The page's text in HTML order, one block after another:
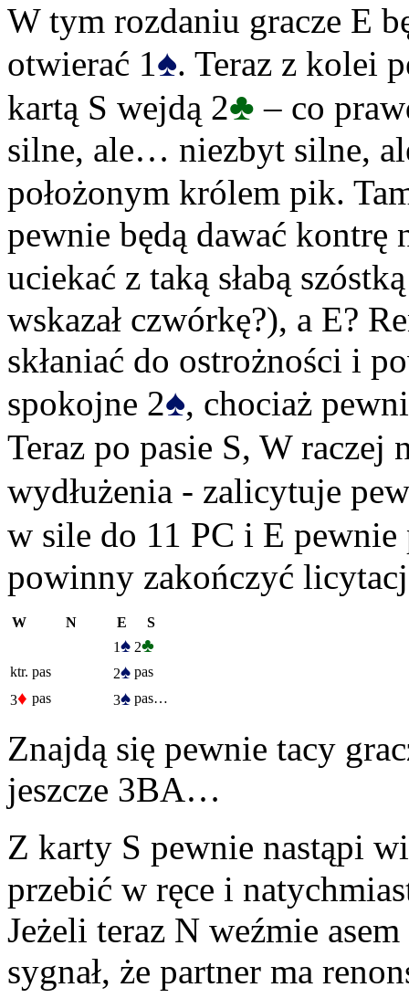
W tym rozdaniu gracze E
otwierać 1♠. Teraz z kolei
kartą S wejdą 2♣ – co
silne, ale… niezbyt silne,
położonym królem pik.
pewnie będą dawać kontrę
uciekać z taką słabą
wskazał czwórkę?), a E?
skłaniać do ostrożności i
spokojne 2♠, chociaż
Teraz po pasie S, W raczej
wydłużenia - zalicytuje
w sile do 11 PC i E
powinny zakończyć
W N E
S
1♠ 2♣
ktr. pas 2♠ pas
3♦ pas 3♠ pas…
Znajdą się pewnie tacy
jeszcze 3BA…
Z karty S pewnie nastąpi
przebić w ręce i
Jeżeli teraz N weźmie
sygnał, że partner ma